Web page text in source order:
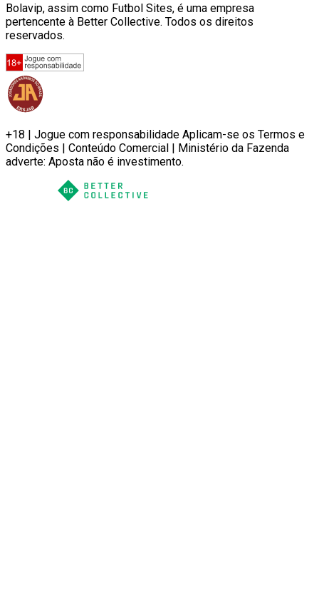
Bolavip, assim como Futbol Sites, é uma empresa
pertencente à Better Collective. Todos os direitos
reservados.
+18 | Jogue com responsabilidade Aplicam-se os Termos e
Condições | Conteúdo Comercial | Ministério da Fazenda
adverte: Aposta não é investimento.